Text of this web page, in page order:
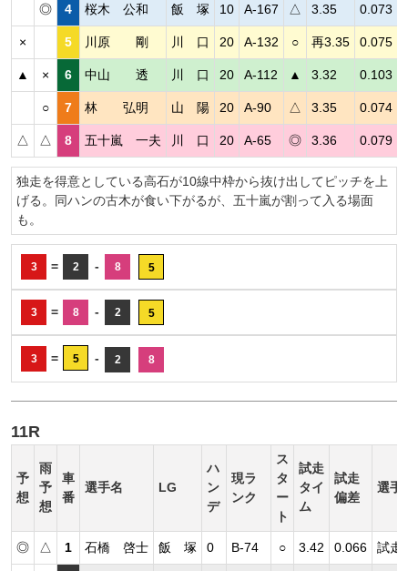
◎ 4 桜木 公和 飯 塚 10 A-167 △ 3.35 0.073
× 5 川原 剛 川 口 20 A-132 ○ 再3.35 0.075
▲ × 6 中山 透 川 口 20 A-112 ▲ 3.32 0.103
○ 7 林 弘明 山 陽 20 A-90 △ 3.35 0.074
△ △ 8 五十嵐 一夫 川 口 20 A-65 ◎ 3.36 0.079
独走を得意としている高石が10線中枠から抜け出してピッチを上
げる。同ハンの古木が食い下がるが、五十嵐が割って入る場面
も。
3 = 2 - 8 5
3 = 8 - 2 5
3 = 5 - 2 8
11R
予
想
雨
予
想
車
番
選手名 LG
ハ
ン
デ
現ラ
ンク
ス
タ
ー
ト
試走
タイ
ム
試走
偏差
選手
◎ △ 1 石橋 啓士 飯 塚 0 B-74 ○ 3.42 0.066 試走